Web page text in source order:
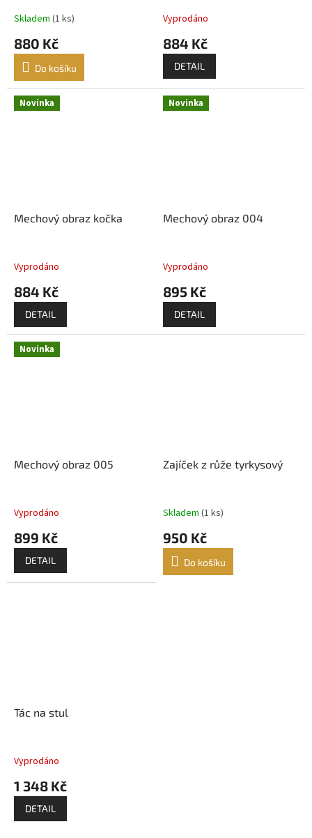
Skladem (1 ks)
880 Kč
Do košíku
Vyprodáno
884 Kč
DETAIL
Novinka
Mechový obraz kočka
Vyprodáno
884 Kč
DETAIL
Novinka
Mechový obraz 004
Vyprodáno
895 Kč
DETAIL
Novinka
Mechový obraz 005
Vyprodáno
899 Kč
DETAIL
Zajíček z růže tyrkysový
Skladem (1 ks)
950 Kč
Do košíku
Tác na stul
Vyprodáno
1 348 Kč
DETAIL